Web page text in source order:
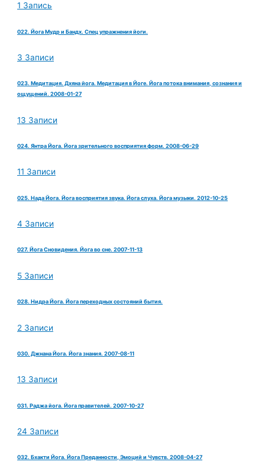
1 Запись
022. Йога Мудр и Бандх. Спец упражнения йоги.
3 Записи
023. Медитация. Дхяна йога. Медитация в Йоге. Йога потока внимания, сознания и
ощущений. 2008-01-27
13 Записи
024. Янтра Йога. Йога зрительного восприятия форм. 2008-06-29
11 Записи
025. Нада Йога. Йога восприятия звука. Йога слуха. Йога музыки. 2012-10-25
4 Записи
027. Йога Сновидения. Йога во сне. 2007-11-13
5 Записи
028. Нидра Йога. Йога переходных состояний бытия.
2 Записи
030. Джнана Йога. Йога знания. 2007-08-11
13 Записи
031. Раджа йога. Йога правителей. 2007-10-27
24 Записи
032. Бхакти Йога. Йога Преданности, Эмоций и Чувств. 2008-04-27